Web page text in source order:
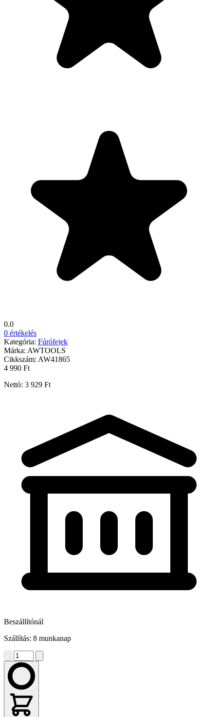
0.0
0 értékelés
Kategória: Fúrófejek
Márka: AWTOOLS
Cikkszám: AW41865
4 990 Ft
Nettó: 3 929 Ft
Beszállítónál
Szállítás: 8 munkanap